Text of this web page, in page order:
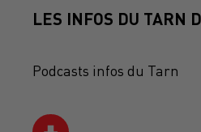
LES INFOS DU TARN
Podcasts infos du Tarn